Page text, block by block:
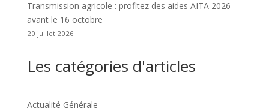
Transmission agricole : profitez des aides AITA 2026
avant le 16 octobre
20 juillet 2026
Les catégories d'articles
Actualité Générale